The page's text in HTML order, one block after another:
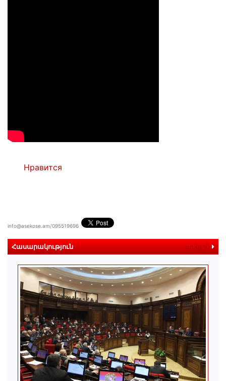
Нравится
info@asekose.am/095519696
Հասարակություն ավելին